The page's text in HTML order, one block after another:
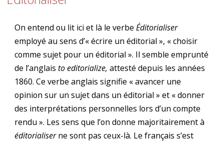
On entend ou lit ici et là le verbeÉditorialiser
employé au sens d’« écrire un éditorial », « choisir
comme sujet pour un éditorial ». Il semble emprunté
de l’anglaisto editorialize, attesté depuis les années
1860. Ce verbe anglais signifie « avancer une
opinion sur un sujet dans un éditorial » et « donner
des interprétations personnelles lors d’un compte
rendu ». Les sens que l’on donne majoritairement à
éditorialiserne sont pas ceux-là. Le français s’est